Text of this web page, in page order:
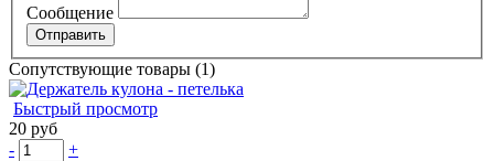
Сообщение
Сопутствующие товары (1)
Быстрый просмотр
20 руб
-
+